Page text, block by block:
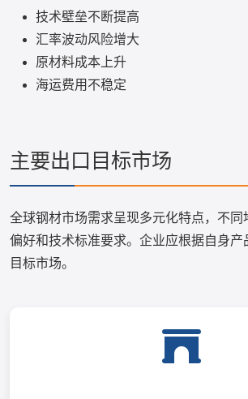
技术壁垒不断提高
汇率波动风险增大
原材料成本上升
海运费用不稳定
主要出口目标市场
全球钢材市场需求呈现多元化特点，不同
偏好和技术标准要求。企业应根据自身产
目标市场。